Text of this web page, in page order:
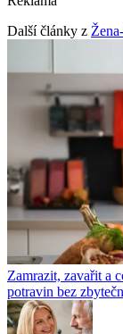
Další články z
Zamrazit, zavařit a
potravin bez